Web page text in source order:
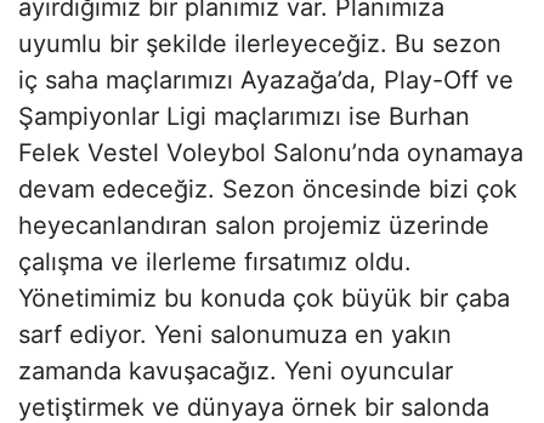
ayırdığımız bir planımız var. Planımıza
uyumlu bir şekilde ilerleyeceğiz. Bu sezon
iç saha maçlarımızı Ayazağa’da, Play-Off ve
Şampiyonlar Ligi maçlarımızı ise Burhan
Felek Vestel Voleybol Salonu’nda oynamaya
devam edeceğiz. Sezon öncesinde bizi çok
heyecanlandıran salon projemiz üzerinde
çalışma ve ilerleme fırsatımız oldu.
Yönetimimiz bu konuda çok büyük bir çaba
sarf ediyor. Yeni salonumuza en yakın
zamanda kavuşacağız. Yeni oyuncular
yetiştirmek ve dünyaya örnek bir salonda